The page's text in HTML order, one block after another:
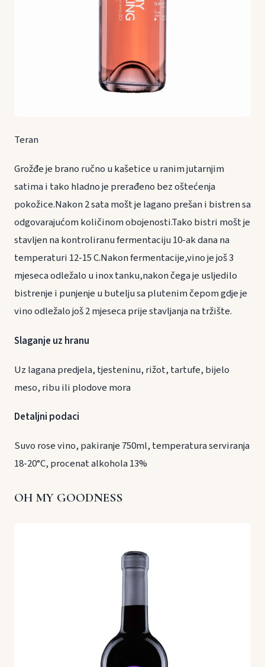
Teran
Grožđe je brano ručno u kašetice u ranim jutarnjim
satima i tako hladno je prerađeno bez oštećenja
pokožice.Nakon 2 sata mošt je lagano prešan i bistren sa
odgovarajućom količinom obojenosti.Tako bistri mošt je
stavljen na kontroliranu fermentaciju 10-ak dana na
temperaturi 12-15 C.Nakon fermentacije,vino je još 3
mjeseca odležalo u inox tanku,nakon čega je usljedilo
bistrenje i punjenje u butelju sa plutenim čepom gdje je
vino odležalo još 2 mjeseca prije stavljanja na tržište.
Slaganje uz hranu
Uz lagana predjela, tjesteninu, rižot, tartufe, bijelo
meso, ribu ili plodove mora
Detaljni podaci
Suvo rose vino, pakiranje 750ml, temperatura serviranja
18-20°C, procenat alkohola 13%
OH MY GOODNESS